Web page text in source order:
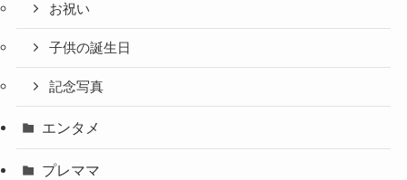
お祝い
子供の誕生日
記念写真
エンタメ
プレママ